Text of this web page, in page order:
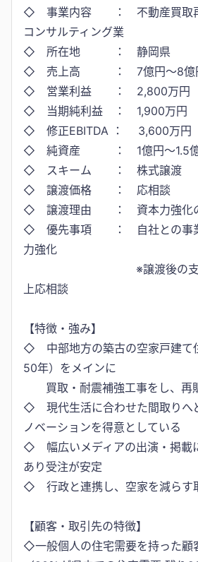
◇ 事業内容 ： 不動産買取再
コンサルティング業
◇ 所在地 ： 静岡県
◇ 売上高 ： 7億円～8億
◇ 営業利益 ： 2,800万円
◇ 当期純利益 ： 1,900万円
◇ 修正EBITDA ： 3,600万円
◇ 純資産 ： 1億円〜1.5
◇ スキーム ： 株式譲渡
◇ 譲渡価格 ： 応相談
◇ 譲渡理由 ： 資本力強化
◇ 優先事項 ： 自社との事業
力強化
※譲渡後の支援内
上応相談
【特徴・強み】
◇ 中部地方の築古の空家戸建て
50年）をメインに
買取・耐震補強工事をし、再
◇ 現代生活に合わせた間取りへ
ノベーションを得意としている
◇ 幅広いメディアの出演・掲載
あり受注が安定
◇ 行政と連携し、空家を減らす
【顧客・取引先の特徴】
◇一般個人の住宅需要を持った顧